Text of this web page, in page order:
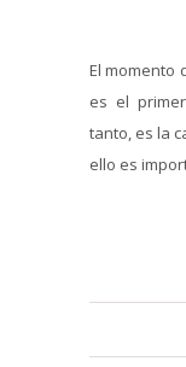
El momento
es el
tanto, es la
ello es